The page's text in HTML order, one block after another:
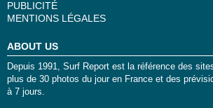
PUBLICITÉ
MENTIONS LÉGALES
ABOUT US
Depuis 1991, Surf Report est la référence des
plus de 30 photos du jour en France et des
à 7 jours.